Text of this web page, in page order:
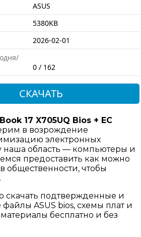
ASUS
5380KB
2026-02-01
0 / 162
СКАЧАТЬ
17 X705UQ Bios + EC
в возрождение
электронных
наша область — компьютеры и
предоставить как можно
общественности, чтобы
скачать подтвержденные и
ASUS bios, схемы плат и
бесплатно и без